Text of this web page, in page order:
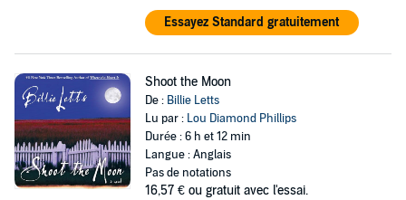
Essayez Standard gratuitement
Shoot the Moon
De : Billie Letts
Lu par : Lou Diamond Phillips
Durée : 6 h et 12 min
Langue : Anglais
Pas de notations
16,57 € ou gratuit avec l'essai.